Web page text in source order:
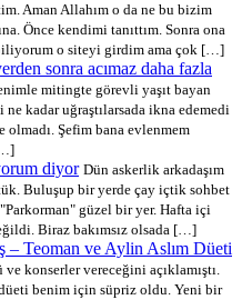
Aman Allahım o da ne bu bizim
Önce kendimi tanıttım. Sonra ona
o siteyi girdim ama çok […]
sonra acımaz daha fazla
mitingte görevli yaşıt bayan
kadar uğraştılarsada ikna edemedi
olmadı. Şefim bana evlenmem
diyor Dün askerlik arkadaşım
Buluşup bir yerde çay içtik sohbet
güzel bir yer. Hafta içi
Biraz bakımsız olsada […]
– Teoman ve Aylin Aslım Düeti
konserler vereceğini açıklamıştı.
benim için süpriz oldu. Yeni bir